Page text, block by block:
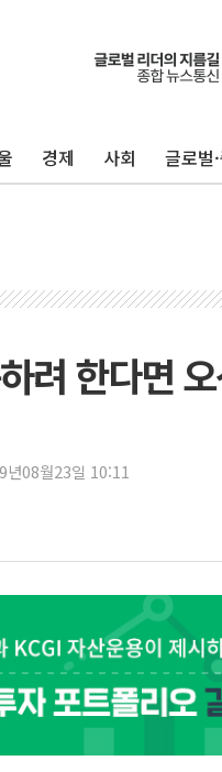
경제 사회 글로벌
려 한다면
년08월23일 10:11